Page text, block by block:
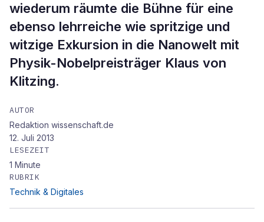
wiederum räumte die Bühne für eine
ebenso lehrreiche wie spritzige und
witzige Exkursion in die Nanowelt mit
Physik-Nobelpreisträger Klaus von
Klitzing.
AUTOR
Redaktion wissenschaft.de
12. Juli 2013
LESEZEIT
1 Minute
RUBRIK
Technik & Digitales